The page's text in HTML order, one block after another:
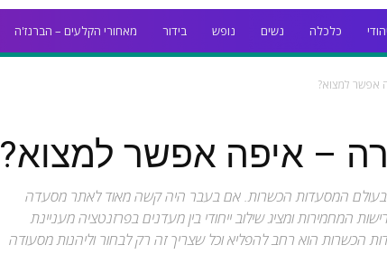
כלכלה נשים נופש בידור מאחורי הקלעים – הברנז'ה
אפשר למצוא?
– איפה אפשר למצוא?
המסעדות הכשרות. אם בעבר היה קשה מאוד לאתר מסעדה
המחמירות ומציג שילוב ייחודי בין מעדנים בפרזנטציה מעניינת
הכשרות הוא רחב להפליא וכל שצריך זה רק לבחור וליהנות מסעודה